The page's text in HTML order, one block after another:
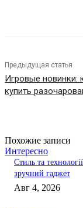
Предыдущая статья
Игровые новинки:
купить
Похожие записи
Интересно
Стиль та
зручний гаджет
Авг 4, 2026